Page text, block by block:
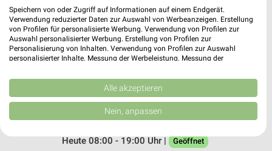
Parkallee 10
16727 Velten
Heute 07:00 - 20:00 Uhr | Geöffnet
21,07 km
❯
Sonderpreis Baumarkt Oranienburg
Friedensstraße 6-8
16515 Oranienburg
Heute 08:00 - 19:00 Uhr |
Geöffnet
Speichern von oder Zugriff auf Informationen auf einem Endgerät.
Verwendung reduzierter Daten zur Auswahl von Werbeanzeigen. Erstellung
von Profilen für personalisierte Werbung. Verwendung von Profilen zur
Auswahl personalisierter Werbung. Erstellung von Profilen zur
Personalisierung von Inhalten. Verwendung von Profilen zur Auswahl
personalisierter Inhalte. Messung der Werbeleistung. Messung der
Kombinationen von Daten aus verschiedenen Quellen. Entwicklung und
Verbesserung der Angebote. Verwendung reduzierter Daten zur Auswahl
von Inhalten.
Daten können außerhalb der Europäischen Union weitergegeben und in die
USA gesendet werden.
Website/App.
Alle akzeptieren
Nein, anpassen